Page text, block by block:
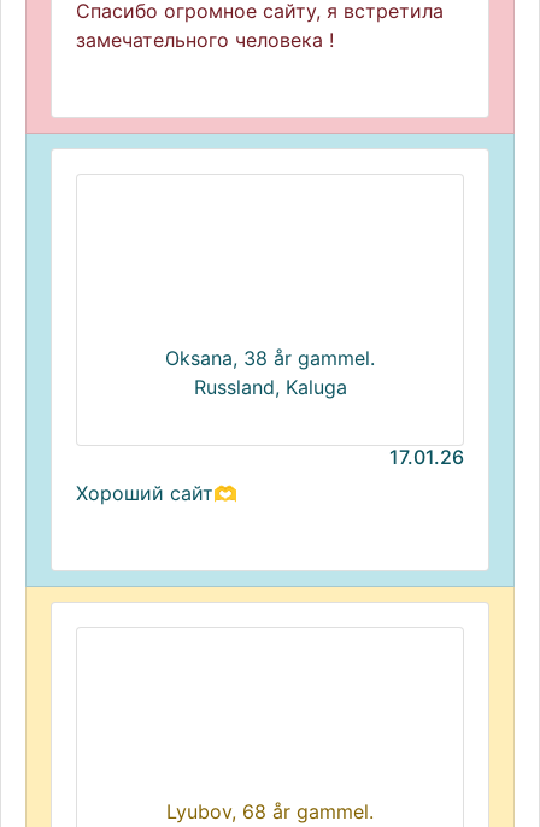
Спасибо огромное сайту, я встретила
замечательного человека !
Oksana, 38 år gammel.
Russland, Kaluga
17.01.26
Хороший сайт🫶
Lyubov, 68 år gammel.